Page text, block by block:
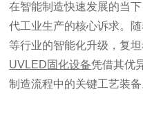
在智能制造快速发展的当
代工业生产的核心诉求。
等行业的智能化升级，复
UVLED固化设备凭借其优
制造流程中的关键工艺装备